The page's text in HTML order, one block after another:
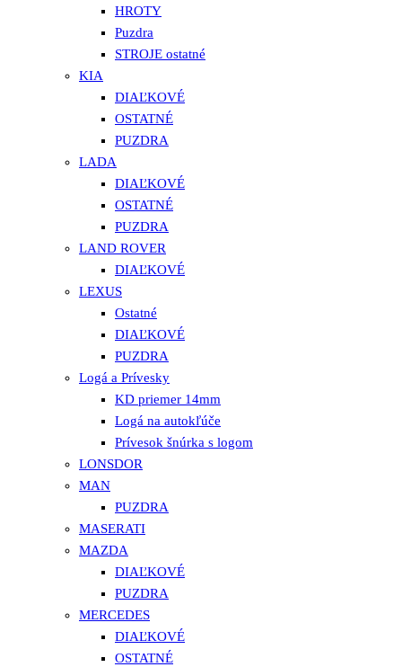
HROTY
Puzdra
STROJE ostatné
KIA
DIAĽKOVÉ
OSTATNÉ
PUZDRA
LADA
DIAĽKOVÉ
OSTATNÉ
PUZDRA
LAND ROVER
DIAĽKOVÉ
LEXUS
Ostatné
DIAĽKOVÉ
PUZDRA
Logá a Prívesky
KD priemer 14mm
Logá na autokľúče
Prívesok šnúrka s logom
LONSDOR
MAN
PUZDRA
MASERATI
MAZDA
DIAĽKOVÉ
PUZDRA
MERCEDES
DIAĽKOVÉ
OSTATNÉ